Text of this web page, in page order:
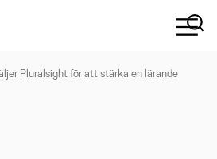
Pluralsight för att stärka en lärande